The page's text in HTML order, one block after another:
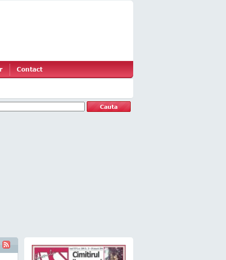
Contact
de baschet - "Dragă Românie, îţi mulţumesc pentru tot!"